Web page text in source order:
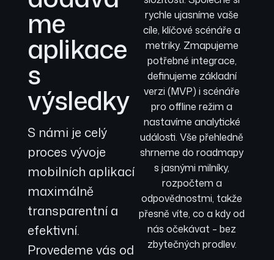
me
aplikace
s
výsledky
S námi je celý
proces vývoje
mobilních aplikací
maximálně
transparentní a
efektivní.
Provedeme vás od
rychle ujasníme vaše
cíle, klíčové scénáře a
metriky. Zmapujeme
potřebné integrace,
definujeme základní
verzi (MVP) i scénáře
pro offline režim a
nastavíme analytické
události. Vše přehledně
shrneme do roadmapy
s jasnými milníky,
rozpočtem a
odpovědnostmi, takže
přesně víte, co a kdy od
nás očekávat – bez
zbytečných prodlev.